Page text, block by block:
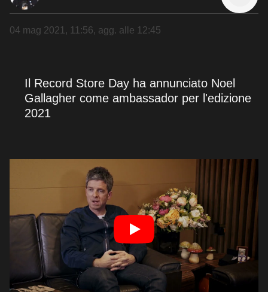
04 mag 2021, 11:56, agg. alle 12:45
Il Record Store Day ha annunciato Noel
Gallagher come ambassador per l'edizione
2021